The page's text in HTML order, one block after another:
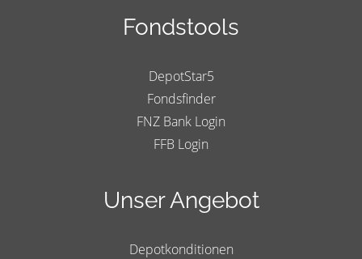
Fondstools
DepotStar5
Fondsfinder
FNZ Bank Login
FFB Login
Unser Angebot
Depotkonditionen